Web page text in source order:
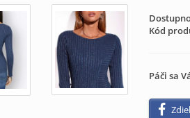
Kód
Páči sa